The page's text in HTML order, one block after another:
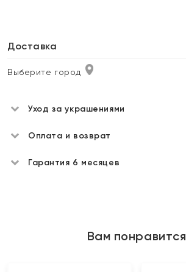
Доставка
Выберите город
Уход за украшениями
Оплата и возврат
Гарантия 6 месяцев
Вам понравится